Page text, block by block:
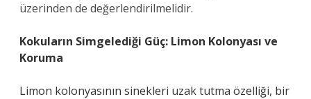
üzerinden de değerlendirilmelidir.
Kokuların Simgelediği Güç: Limon Kolonyası ve
Koruma
Limon kolonyasının sinekleri uzak tutma özelliği, bir